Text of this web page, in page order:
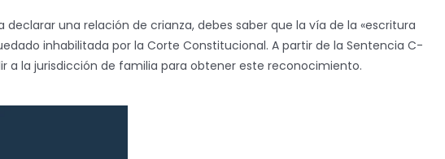
declarar una relación de crianza, debes saber que la vía de la «escritura
inhabilitada por la Corte Constitucional. A partir de la Sentencia C-
a la jurisdicción de familia para obtener este reconocimiento.